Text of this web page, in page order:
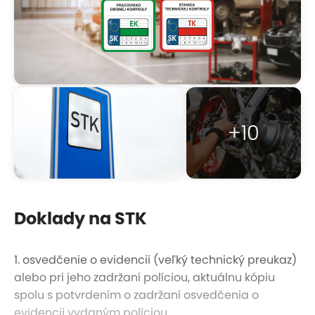
+10
Doklady na STK
1. osvedčenie o evidencii (veľký technický preukaz)
alebo pri jeho zadržaní políciou, aktuálnu kópiu
spolu s potvrdením o zadržaní osvedčenia o